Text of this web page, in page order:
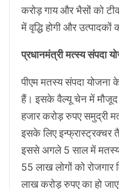
करोड़ गाय और भैसों को
में वृद्धि होगी और उत्पादकों
प्रधानमंत्री मत्स्य संपदा
पीएम मतस्य संपदा योजना
हैं। इसके वैल्यू चेन में मौजूद
हजार करोड़ रुपए समुद्री
इसके लिए इन्फ्रास्ट्रक्चर
इससे अगले 5 साल में
55 लाख लोगों को रोजगार
लाख करोड़ रुपए का हो